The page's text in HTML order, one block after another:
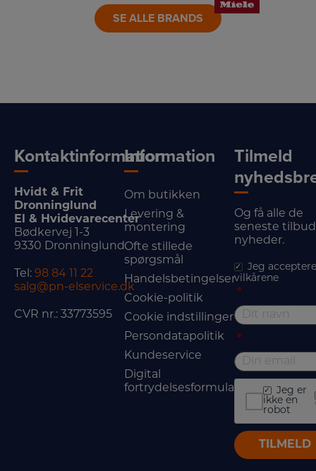
SE ALLE BRANDS
Kontaktinformation
Hvidt & Frit
Dronninglund
El & Hvidevarecenter
Bødkervej 1-3
9330 Dronninglund
Tel: 98 84 11 22
salg@pn-elservice.dk
CVR nr.: 33773595
Information
Om butikken
Levering &
montering
Ofte stillede
spørgsmål
Handelsbetingelser
Cookie-politik
Cookie indstillinger
Persondatapolitik
Kundeservice
Digital
fortrydelsesformular
Tilmeld
Og få alle de
seneste
nyheder.
Jeg
vilkårene
*
*
Jeg er
ikke en
robot